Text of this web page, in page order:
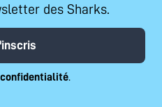
des Sharks.
.